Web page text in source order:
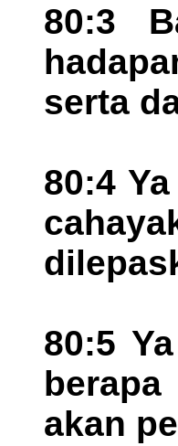
80:3
serta
80:4
80:5
akan